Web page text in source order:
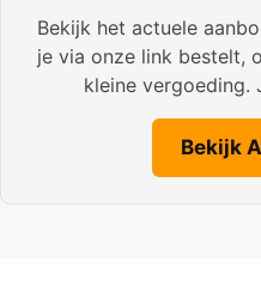
Bekijk het actuele
je via onze link bestelt,
kleine vergoeding.
Bekijk